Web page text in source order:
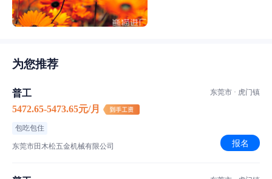
为您推荐
普工
5472.65-5473.65元/月
包吃包住
东莞市田木松五金机械有限公司
东莞市 · 虎门镇
报名